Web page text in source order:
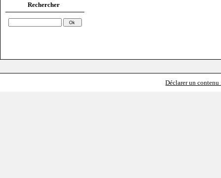
Rechercher
Déclarer un